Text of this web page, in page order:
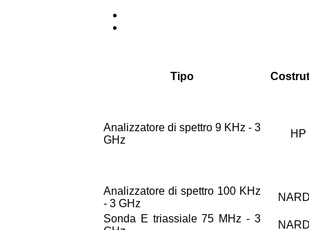
Tipo
Analizzatore di spettro 9 KHz - 3
GHz
HP
Analizzatore di spettro 100 KHz
- 3 GHz
Sonda E triassiale 75 MHz - 3